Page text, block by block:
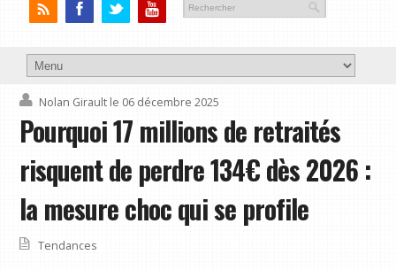
Nolan Girault le 06 décembre 2025
Pourquoi 17 millions de retraités
risquent de perdre 134€ dès 2026 :
la mesure choc qui se profile
Tendances